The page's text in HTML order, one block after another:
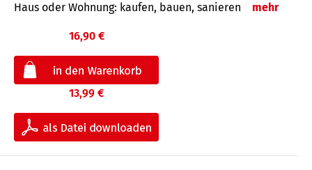
Haus oder Wohnung: kaufen, bauen, sanieren mehr
16,90 €
13,99 €